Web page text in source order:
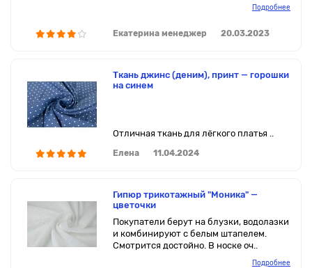
Подробнее
Екатерина менеджер 20.03.2023
Ткань джинс (деним), принт — горошки
на синем
Отличная ткань для лёгкого платья ..
Елена 11.04.2024
Гипюр трикотажный "Моника" —
цветочки
Покупатели берут на блузки, водолазки
и комбинируют с белым штапелем.
Смотрится достойно. В носке оч..
Подробнее